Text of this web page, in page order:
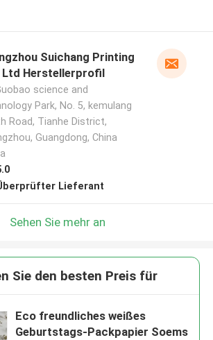
Suichang Printing
Ltd Herstellerprofil
science and
Park, No. 5, kemulang
Road, Tianhe District,
Guangdong, China
Lieferant
Sehen Sie mehr an
Sie den besten Preis für
Eco freundliches weißes
Geburtstags-Packpapier Soems